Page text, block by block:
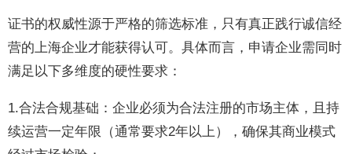
证书的权威性源于严格的筛选标准，只有真正践行诚信经
营的上海企业才能获得认可。具体而言，申请企业需同时
满足以下多维度的硬性要求：
1.合法合规基础：企业必须为合法注册的市场主体，且持
续运营一定年限（通常要求2年以上），确保其商业模式